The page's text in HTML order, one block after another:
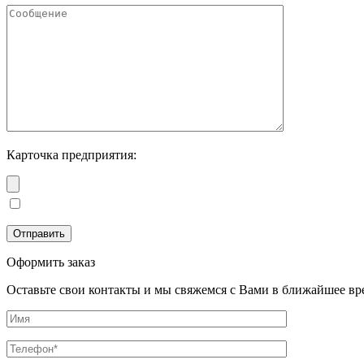
Карточка предприятия:
Оформить заказ
Оставьте свои контакты и мы свяжемся с Вами в ближайшее